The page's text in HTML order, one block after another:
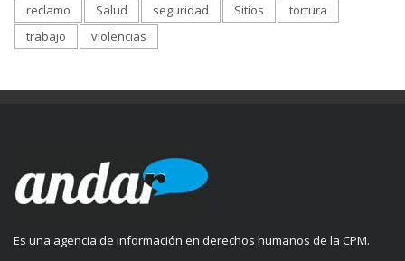
reclamo
Salud seguridad Sitios
tortura
trabajo
violencias
Es una agencia de información en derechos humanos de la CPM.